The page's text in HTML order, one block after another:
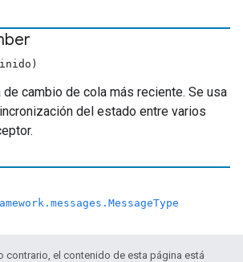
cambio de cola más reciente. Se usa
del estado entre varios
contrario, el contenido de esta página está